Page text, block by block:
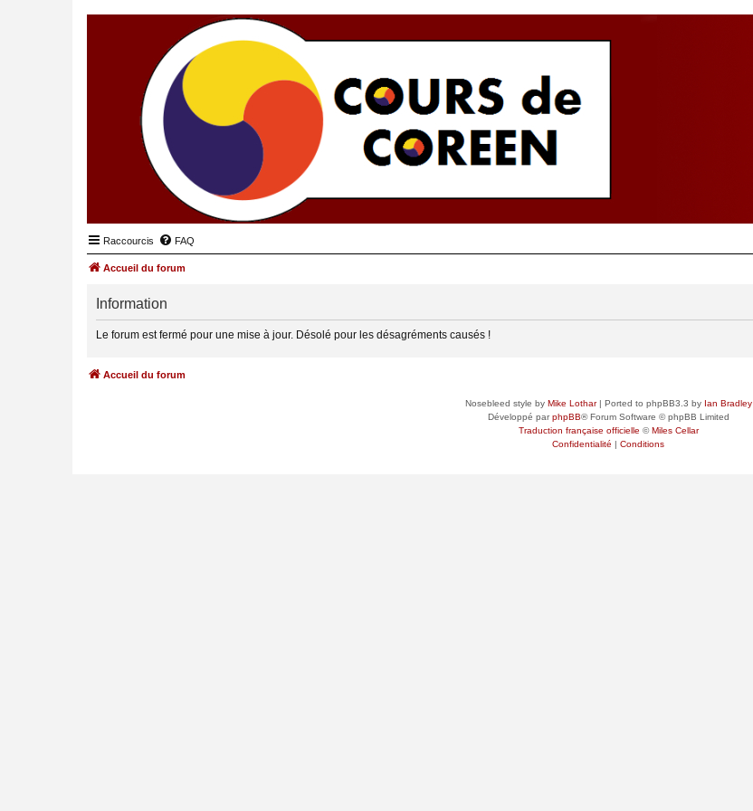
Raccourcis FAQ
Accueil du forum
Information
Le forum est fermé pour une mise à jour. Désolé pour les désagréments causés !
Accueil du forum
Nosebleed style by Mike Lothar| Ported to phpBB3.3 by Ian Bradley
Développé parphpBB® Forum Software © phpBB Limited
Traduction française officielle ©Miles Cellar
Confidentialité | Conditions